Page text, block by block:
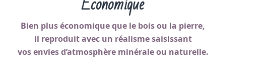
Bien plus économique que le bois ou la pierre,
il reproduit avec un réalisme saisissant
vos envies d’atmosphère minérale ou naturelle.